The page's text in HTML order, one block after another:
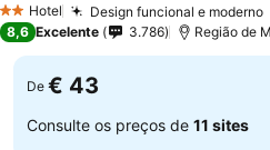
2 Estrelas
Hotel Design funcional e moderno
8,6 Excelente 3.786 Região de
De € 43
Consulte os preços de 11 sites